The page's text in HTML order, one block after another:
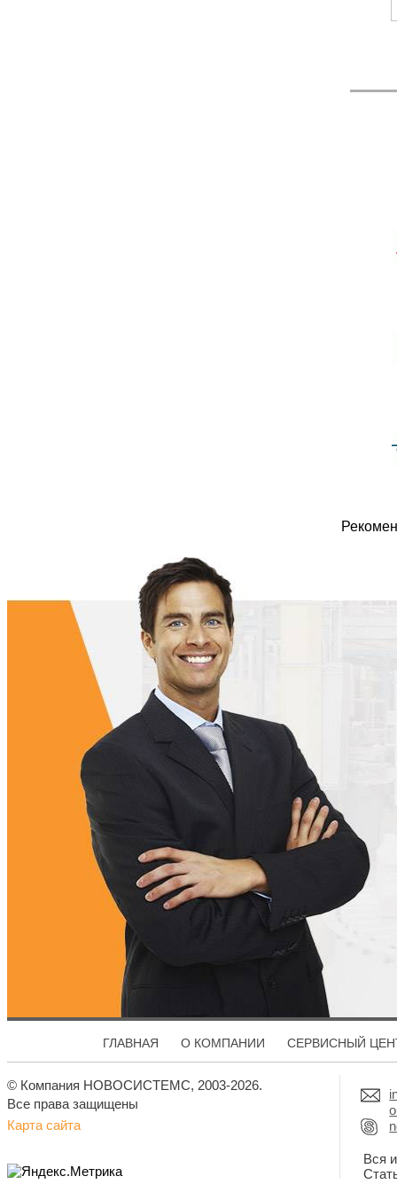
ГЛАВНАЯ О КОМПАНИИ СЕРВИСНЫЙ
© Компания НОВОСИСТЕМС, 2003-2026.
Все права защищены
Карта сайта
Вся